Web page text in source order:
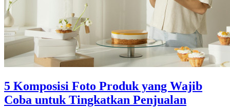
5 Komposisi Foto Produk yang Wajib
Coba untuk Tingkatkan Penjualan